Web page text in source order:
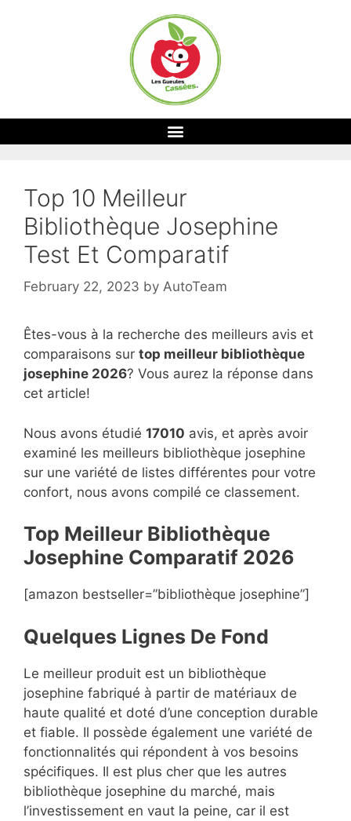
Top 10 Meilleur
Bibliothèque Josephine
Test Et Comparatif
February 22, 2023 by AutoTeam
Êtes-vous à la recherche des meilleurs avis et
comparaisons sur top meilleur bibliothèque
josephine 2026? Vous aurez la réponse dans
cet article!
Nous avons étudié 17010 avis, et après avoir
examiné les meilleurs bibliothèque josephine
sur une variété de listes différentes pour votre
confort, nous avons compilé ce classement.
Top Meilleur Bibliothèque
Josephine Comparatif 2026
[amazon bestseller=”bibliothèque josephine”]
Quelques Lignes De Fond
Le meilleur produit est un bibliothèque
josephine fabriqué à partir de matériaux de
haute qualité et doté d’une conception durable
et fiable. Il possède également une variété de
fonctionnalités qui répondent à vos besoins
spécifiques. Il est plus cher que les autres
bibliothèque josephine du marché, mais
l’investissement en vaut la peine, car il est